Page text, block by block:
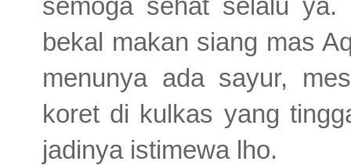
bekal makan siang mas
menunya ada sayur,
koret di kulkas yang
jadinya istimewa lho.